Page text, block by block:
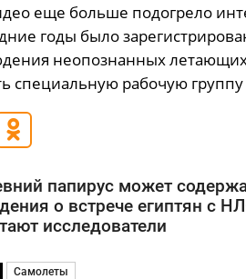
еще больше подогрело
годы было
неопознанных
специальную рабочую
папирус может
о встрече египтян с
исследователи
Самолеты